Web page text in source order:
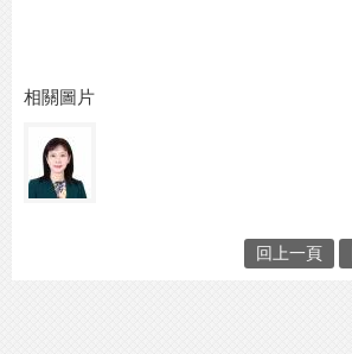
相關圖片
回上一頁